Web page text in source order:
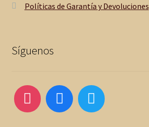
Políticas de Garantía y Devoluciones
Síguenos